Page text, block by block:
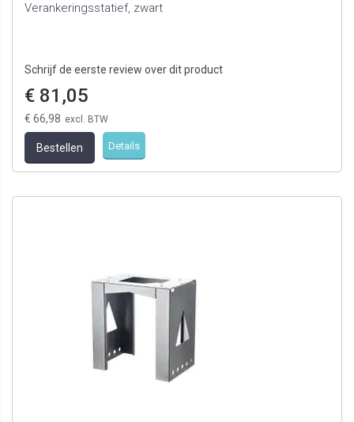
Verankeringsstatief, zwart
Schrijf de eerste review over dit product
€ 81,05
€ 66,98
Bestellen Details